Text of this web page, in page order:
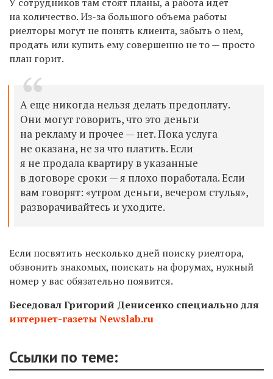
на количество. Из-за большого объема работы
риелторы могут не понять клиента, забыть о нем,
продать или купить ему совершенно не то — просто
план горит.
А еще никогда нельзя делать предоплату.
Они могут говорить, что это деньги
на рекламу и прочее — нет. Пока услуга
не оказана, не за что платить. Если
я не продала квартиру в указанные
в договоре сроки — я плохо поработала. Если
вам говорят: «утром деньги, вечером стулья»,
разворачивайтесь и уходите.
Если посвятить несколько дней поиску риелтора,
обзвонить знакомых, поискать на форумах, нужный
номер у вас обязательно появится.
Беседовал Григорий Денисенко специально для
интернет-газеты Newslab.ru
Ссылки по теме: